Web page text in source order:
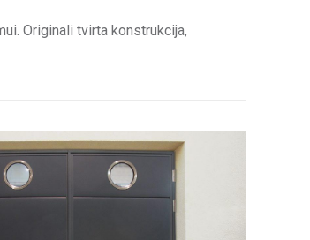
Originali tvirta konstrukcija,